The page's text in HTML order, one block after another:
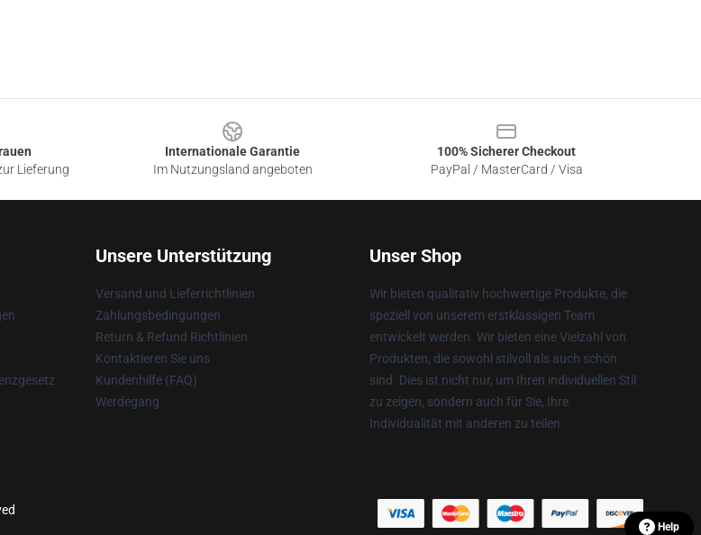
Lieferung
Internationale Garantie
Im Nutzungsland angeboten
100% Sicherer Checkout
PayPal / MasterCard / Visa
Unsere Unterstützung
Versand und Lieferrichtlinien
Zahlungsbedingungen
Return & Refund Richtlinien
Kontaktieren Sie uns
Kundenhilfe (FAQ)
Werdegang
Unser Shop
Wir bieten qualitativ hochwertige Produkte, die
speziell von unserem erstklassigen Team
entwickelt werden. Wir bieten eine Vielzahl von
Produkten, die sowohl stilvoll als auch schön
sind. Dies ist nicht nur, um Ihren individuellen Stil
zu zeigen, sondern auch für Sie, Ihre
Individualität mit anderen zu teilen.
Help